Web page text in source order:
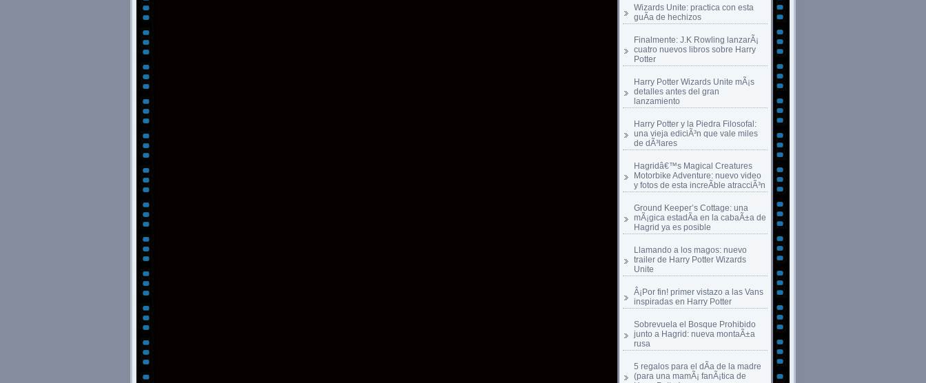
Wizards Unite: practica con esta
guÃ­a de hechizos
Finalmente: J.K Rowling lanzarÃ¡
cuatro nuevos libros sobre Harry
Potter
Harry Potter Wizards Unite mÃ¡s
detalles antes del gran
lanzamiento
Harry Potter y la Piedra Filosofal:
una vieja ediciÃ³n que vale miles
de dÃ³lares
Hagridâ€™s Magical Creatures
Motorbike Adventure: nuevo video
y fotos de esta increÃ­ble atracciÃ³n
Ground Keeper’s Cottage: una
mÃ¡gica estadÃ­a en la cabaÃ±a de
Hagrid ya es posible
Llamando a los magos: nuevo
trailer de Harry Potter Wizards
Unite
Â¡Por fin! primer vistazo a las Vans
inspiradas en Harry Potter
Sobrevuela el Bosque Prohibido
junto a Hagrid: nueva montaÃ±a
rusa
5 regalos para el dÃ­a de la madre
(para una mamÃ¡ fanÃ¡tica de